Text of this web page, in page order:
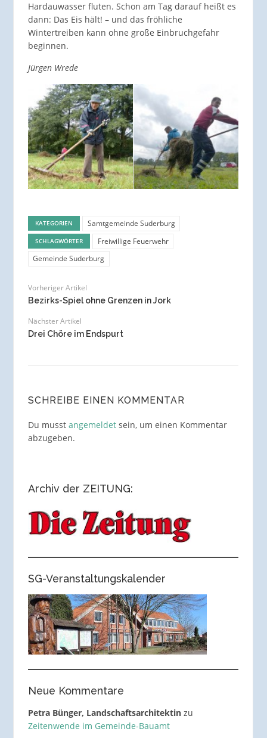
Hardauwasser fluten. Schon am Tag darauf heißt es
dann: Das Eis hält! – und das fröhliche
Wintertreiben kann ohne große Einbruchgefahr
beginnen.
Jürgen Wrede
KATEGORIEN Samtgemeinde Suderburg
SCHLAGWÖRTER
Freiwillige Feuerwehr
Gemeinde Suderburg
Vorheriger Artikel
Bezirks-Spiel ohne Grenzen in Jork
Nächster Artikel
Drei Chöre im Endspurt
SCHREIBE EINEN KOMMENTAR
Du musst angemeldetsein, um einen Kommentar
abzugeben.
Archiv der ZEITUNG:
SG-Veranstaltungskalender
Neue Kommentare
Petra Bünger, Landschaftsarchitektinzu
Zeitenwende im Gemeinde-Bauamt